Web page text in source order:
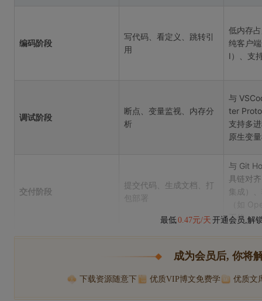
编码阶段
写代码、看定义、跳转引
用
低内存
纯客户
I）、支
调试阶段
断点、变量监视、内存分
析
与
ter
支持多
原生变
交付阶段
提交代码、生成文档、打
包部署
与 Git
具链对
集成）
不修
最低0.47元/天 开通会员,解
成为会员后, 你将
下载资源随意下 优质VIP博文免费学 优质文